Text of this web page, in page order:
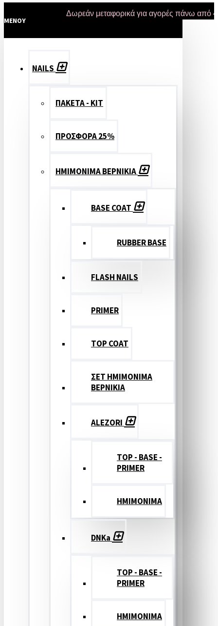
Δωρεάν μεταφορικά για αγορές πάνω από 47 ευρώ
MENOY
NAILS
ΠΑΚΕΤΑ - ΚΙΤ
ΠΡΟΣΦΟΡΑ 25%
ΗΜΙΜΟΝΙΜΑ ΒΕΡΝΙΚΙΑ
BASE COAT
RUBBER BASE
FLASH NAILS
PRIMER
TOP COAT
ΣΕΤ ΗΜΙΜΟΝΙΜΑ
ΒΕΡΝΙΚΙΑ
ALEZORI
TOP - BASE -
PRIMER
ΗΜΙΜΟΝΙΜΑ
DNKa
TOP - BASE -
PRIMER
ΗΜΙΜΟΝΙΜΑ